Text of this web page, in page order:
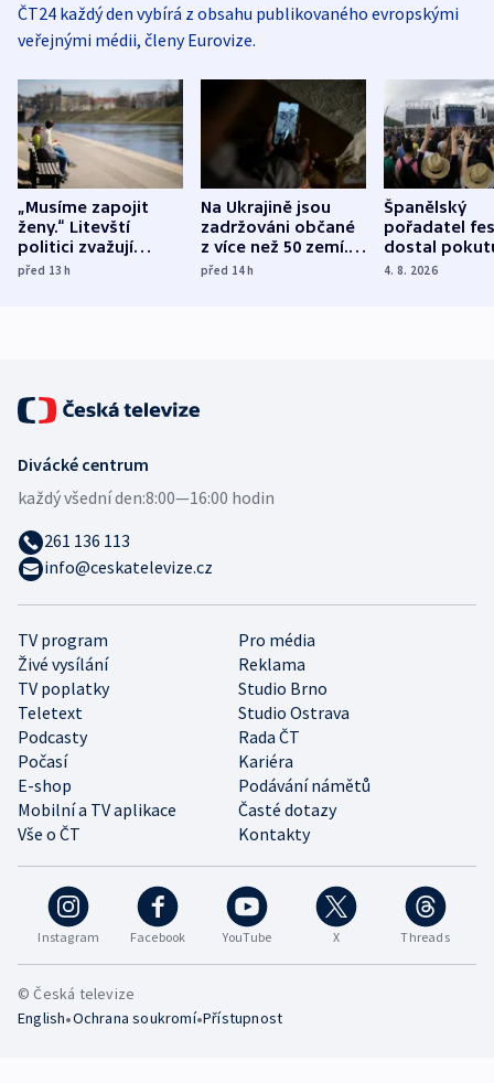
ČT24 každý den vybírá z obsahu publikovaného evropskými
veřejnými médii, členy Eurovize.
„Musíme zapojit
ženy.“ Litevští
politici zvažují
dohodu o
před 13h
Na Ukrajině jsou
zadržováni občané
z více než 50 zemí.
Bojovali na straně
před 14h
Španělský
pořadatel
dostal
nekalé
4. 8. 2026
Instagram Facebook YouTube X Threads
TV program
Pro média
Živé vysílání
Reklama
TV poplatky
Studio Brno
Teletext
Studio Ostrava
Podcasty
Rada ČT
Počasí
Kariéra
E-shop
Podávání námětů
Mobilní a TV aplikace
Časté dotazy
Vše o ČT
Kontakty
Divácké centrum
každý všední den:8:00—16:00 hodin
261 136 113
info@ceskatelevize.cz
© Česká televize
English•Ochrana soukromí•Přístupnost